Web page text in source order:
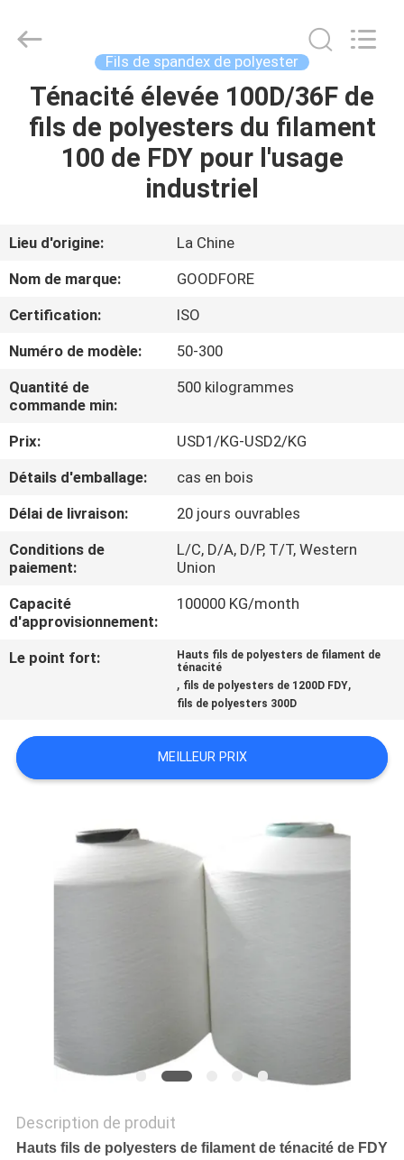
LA
MAISON
VIDÉOS
À
PROPOS
DE
VISITE
DE
L'USINE
CONTRÔLE
DE
LA
NOUS
CONTACTER
NOUVELLES
DEMANDEZ
POLICY
Goodfore
Fils de spandex de polyester
Ténacité élevée 100D/36F de
fils de polyesters du filament
100 de FDY pour l'usage
industriel
Lieu d'origine:
La Chine
Nom de marque:
GOODFORE
Certification:
ISO
Numéro de modèle:
50-300
Quantité de
commande min:
500 kilogrammes
Prix:
USD1/KG-USD2/KG
Détails d'emballage:
cas en bois
Délai de livraison:
20 jours ouvrables
Conditions de
paiement:
L/C, D/A, D/P, T/T, Western
Union
Capacité
d'approvisionnement:
100000 KG/month
Le point fort:
Hauts fils de polyesters de filament de
ténacité
, fils de polyesters de 1200D FDY,
fils de polyesters 300D
MEILLEUR PRIX
Description de produit
Hauts fils de polyesters de filament de ténacité de FDY